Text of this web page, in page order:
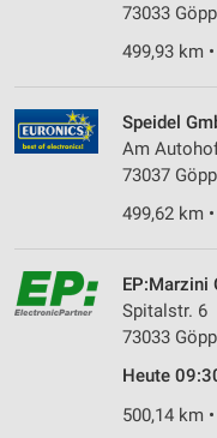
73033
499,93 km
Speidel
Am
73037
499,62 km
EP:Marzini
Spitalstr. 6
73033
Heute
500,14 km